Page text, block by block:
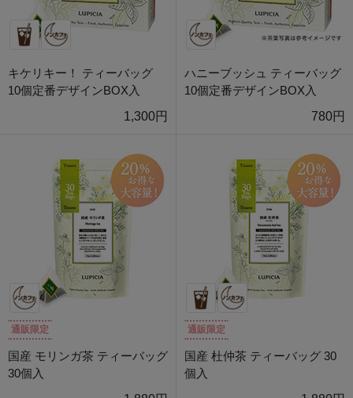
キケリキー！ ティーバッグ
10個定番デザインBOX入
1,300円
ハニーブッシュ ティーバッグ
10個定番デザインBOX入
780円
通販限定
国産 モリンガ茶 ティーバッグ
30個入
通販限定
国産 杜仲茶 ティーバッグ 30
個入